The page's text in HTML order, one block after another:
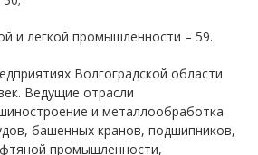
и легкой промышленности – 59.
Волгоградской области
Ведущие отрасли
и металлообработка
башенных кранов, подшипников,
промышленности,